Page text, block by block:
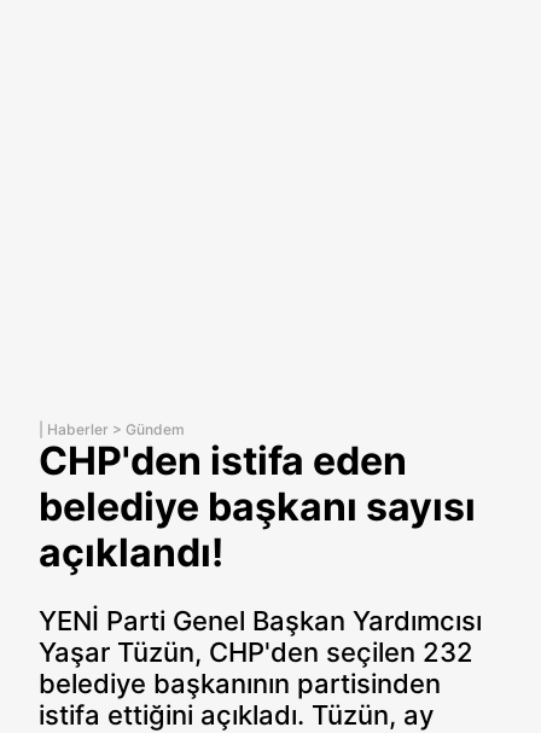
Haberler > Gündem
CHP'den istifa eden
belediye başkanı sayısı
açıklandı!
YENİ Parti Genel Başkan Yardımcısı
Yaşar Tüzün, CHP'den seçilen 232
belediye başkanının partisinden
istifa ettiğini açıkladı. Tüzün, ay